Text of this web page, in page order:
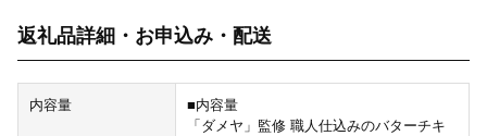
返礼品詳細・お申込み・配送
内容量
■内容量
「ダメヤ」監修 職人仕込みのバターチキ